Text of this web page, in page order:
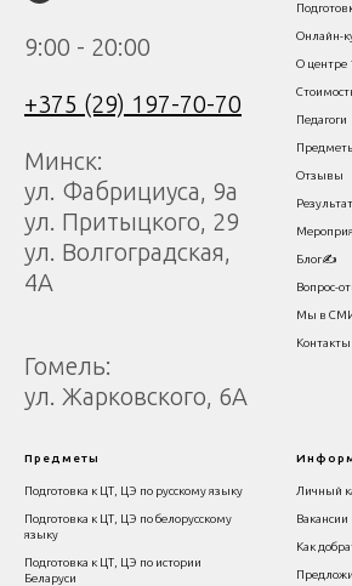
9:00 - 20:00
+375 (29) 197-70-70
Минск:
ул. Фабрициуса, 9а
ул. Притыцкого, 29
ул. Волгоградская,
4А
Гомель:
ул. Жарковского, 6А
Онлайн-
О центре
Педагоги
Отзывы
Блог✍
Вопрос-
Мы в
Контакты
Предм еты
Подготовка к ЦТ, ЦЭ по русскому языку
Подготовка к ЦТ, ЦЭ по белорусскому
языку
Подготовка к ЦТ, ЦЭ по истории
Беларуси
Личный
Вакансии
Как